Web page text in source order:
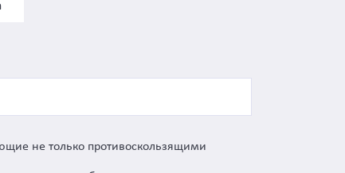
не только противоскользящими